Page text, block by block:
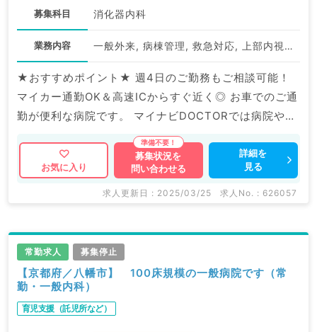
募集科目 消化器内科
業務内容 一般外来, 病棟管理, 救急対応, 上部内視鏡検査（ＧＦ）, 下部内視鏡検査（ＣＦ）
★おすすめポイント★ 週4日のご勤務もご相談可能！
マイカー通勤OK＆高速ICからすぐ近く◎ お車でのご通
勤が便利な病院です。 マイナビDOCTORでは病院やク
リニックなどの医療機関求人はもちろんのこと、 産業
医等の企業系求人も多数扱っています。 求人内容の詳
細等はお気軽にお問合せ下さい。
お気に入り
募集状況を
問い合わせる
詳細を
見る
求人更新日 : 2025/03/25 求人No. : 626057
常勤求人 募集停止
【京都府／八幡市】 100床規模の一般病院です（常
勤・一般内科）
育児支援（託児所など）